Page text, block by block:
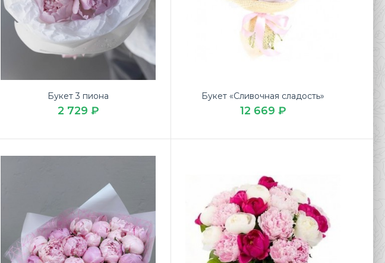
Закажите великолепный Букет 15 пионов выгодно на Годовщину
свадьбы в доставке цветов ЛЮБИМЫЕ БУКЕТЫ...
Букет 3 пиона
2 729 ₽
Букет «Сливочная сладость»
12 669 ₽